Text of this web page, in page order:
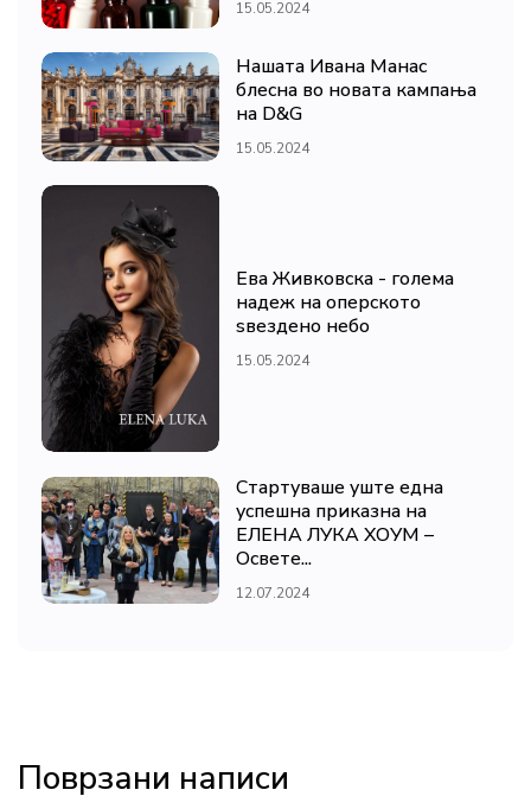
15.05.2024
Нашата Ивана Манас
блесна во новата кампања
на D&G
15.05.2024
Ева Живковска - голема
надеж на оперското
ѕвездено небо
15.05.2024
Стартуваше уште една
успешна приказна на
ЕЛЕНА ЛУКА ХОУМ –
Освете...
12.07.2024
Поврзани написи